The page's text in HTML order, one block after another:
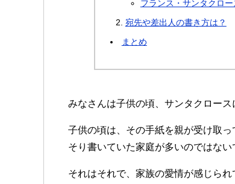
フランス・サンタクロ
宛先や差出人の書き方は？
まとめ
みなさんは子供の頃、サンタクロー
子供の頃は、その手紙を親が受け取
そり書いていた家庭が多いのではない
それはそれで、家族の愛情が感じら